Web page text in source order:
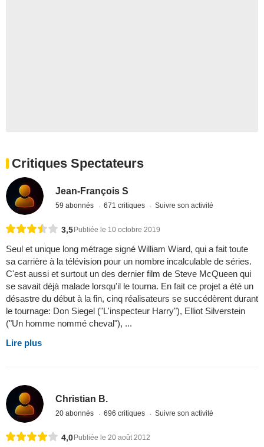
Critiques Spectateurs
Jean-François S
59 abonnés 671 critiques Suivre son activité
3,5 Publiée le 10 octobre 2019
Seul et unique long métrage signé William Wiard, qui a fait toute
sa carrière à la télévision pour un nombre incalculable de séries.
C'est aussi et surtout un des dernier film de Steve McQueen qui
se savait déjà malade lorsqu'il le tourna. En fait ce projet a été un
désastre du début à la fin, cinq réalisateurs se succédèrent durant
le tournage: Don Siegel ("L'inspecteur Harry"), Elliot Silverstein
("Un homme nommé cheval"), ...
Lire plus
Christian B.
20 abonnés 696 critiques Suivre son activité
4,0 Publiée le 20 août 2012